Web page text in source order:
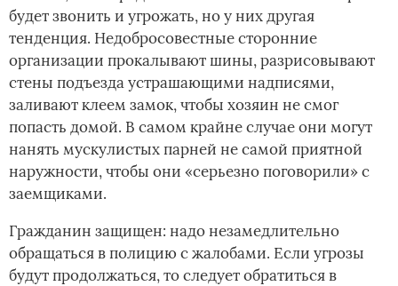
будет звонить и угрожать, но у них другая
тенденция. Недобросовестные сторонние
организации прокалывают шины, разрисовывают
стены подъезда устрашающими надписями,
заливают клеем замок, чтобы хозяин не смог
попасть домой. В самом крайне случае они могут
нанять мускулистых парней не самой приятной
наружности, чтобы они «серьезно поговорили» с
заемщиками.
Гражданин защищен: надо незамедлительно
обращаться в полицию с жалобами. Если угрозы
будут продолжаться, то следует обратиться в